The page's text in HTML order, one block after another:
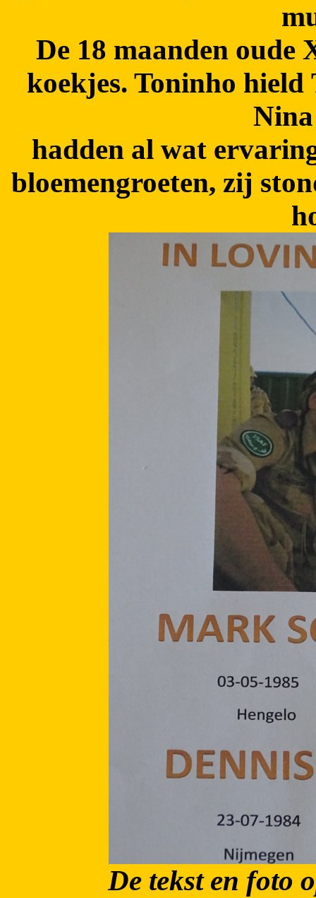
De 18 maanden oude
koekjes. Toninho
hadden al wat
bloemengroeten, zij
De tekst en foto